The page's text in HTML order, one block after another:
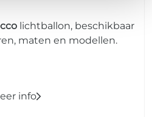
lichtballon, beschikbaar
maten en modellen.
info